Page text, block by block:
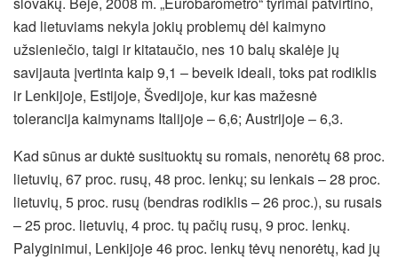
kad lietuviams nekyla jokių problemų dėl kaimyno
užsieniečio, taigi ir kitataučio, nes 10 balų skalėje jų
savijauta įvertinta kaip 9,1 – beveik ideali, toks pat rodiklis
ir Lenkijoje, Estijoje, Švedijoje, kur kas mažesnė
tolerancija kaimynams Italijoje – 6,6; Austrijoje – 6,3.
Kad sūnus ar duktė susituoktų su romais, nenorėtų 68 proc.
lietuvių, 67 proc. rusų, 48 proc. lenkų; su lenkais – 28 proc.
lietuvių, 5 proc. rusų (bendras rodiklis – 26 proc.), su rusais
– 25 proc. lietuvių, 4 proc. tų pačių rusų, 9 proc. lenkų.
Palyginimui, Lenkijoje 46 proc. lenkų tėvų nenorėtų, kad jų